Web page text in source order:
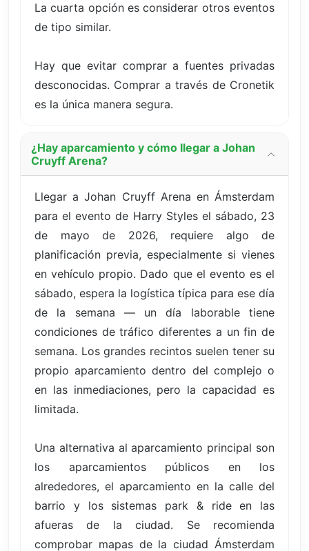
La cuarta opción es considerar otros eventos
de tipo similar.
Hay que evitar comprar a fuentes privadas
desconocidas. Comprar a través de Cronetik
es la única manera segura.
¿Hay aparcamiento y cómo llegar a Johan
Cruyff Arena?
Llegar a Johan Cruyff Arena en Ámsterdam
para el evento de Harry Styles el sábado, 23
de mayo de 2026, requiere algo de
planificación previa, especialmente si vienes
en vehículo propio. Dado que el evento es el
sábado, espera la logística típica para ese día
de la semana — un día laborable tiene
condiciones de tráfico diferentes a un fin de
semana. Los grandes recintos suelen tener su
propio aparcamiento dentro del complejo o
en las inmediaciones, pero la capacidad es
limitada.
Una alternativa al aparcamiento principal son
los aparcamientos públicos en los
alrededores, el aparcamiento en la calle del
barrio y los sistemas park & ride en las
afueras de la ciudad. Se recomienda
comprobar mapas de la ciudad Ámsterdam